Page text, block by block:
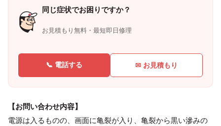
同じ症状でお困りですか？
お見積もり無料・最短即日修理
📞 電話する ✉ お見積もり
【お問い合わせ内容】
電源は入るものの、画面に亀裂が入り、亀裂から黒い滲みの